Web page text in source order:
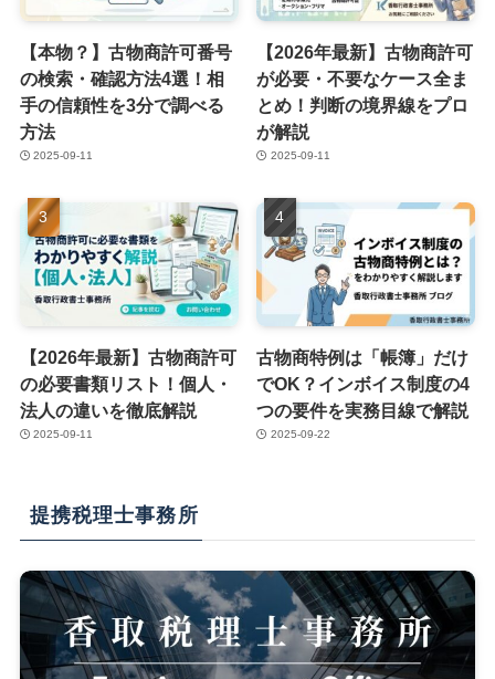
【本物？】古物商許可番号
の検索・確認方法4選！相
手の信頼性を3分で調べる
方法
2025-09-11
【2026年最新】古物商許可
が必要・不要なケース全ま
とめ！判断の境界線をプロ
が解説
2025-09-11
【2026年最新】古物商許可
の必要書類リスト！個人・
法人の違いを徹底解説
2025-09-11
古物商特例は「帳簿」だけ
でOK？インボイス制度の4
つの要件を実務目線で解説
2025-09-22
提携税理士事務所